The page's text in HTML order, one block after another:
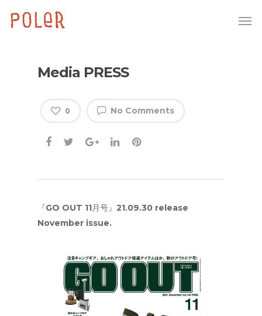
Media PRESS
No Comments
0
『GO OUT 11月号』21.09.30 release
November issue.